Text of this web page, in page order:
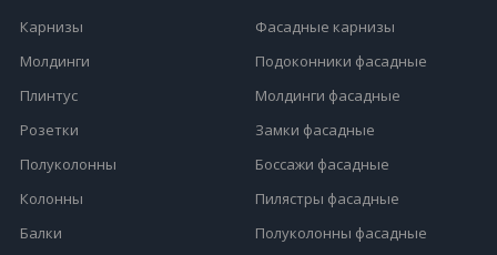
Карнизы
Молдинги
Плинтус
Розетки
Полуколонны
Колонны
Балки
Фасадные карнизы
Подоконники фасадные
Молдинги фасадные
Замки фасадные
Боссажи фасадные
Пилястры фасадные
Полуколонны фасадные